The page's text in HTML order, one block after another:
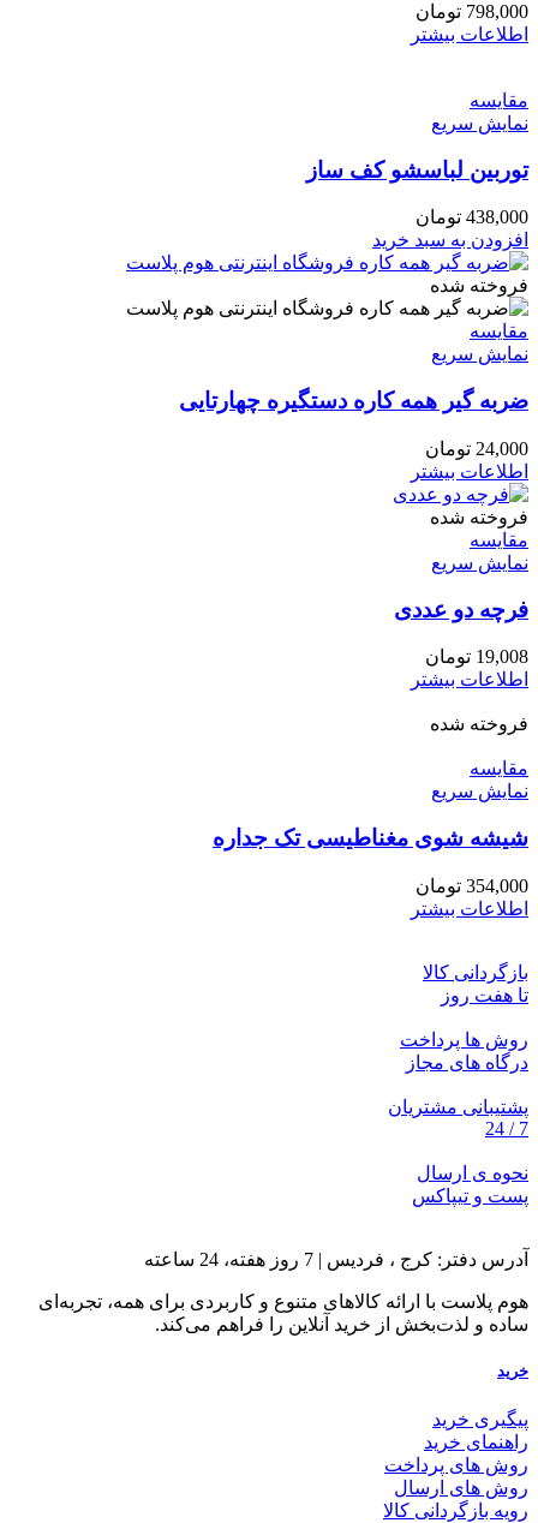
798,000 تومان
اطلاعات بیشتر
مقايسه
نمایش سریع
توربین لباسشو کف ساز
438,000 تومان
افزودن به سبد خرید
فروخته شده
مقايسه
نمایش سریع
ضربه گیر همه کاره دستگیره چهارتایی
24,000 تومان
اطلاعات بیشتر
فروخته شده
مقايسه
نمایش سریع
فرچه دو عددی
19,008 تومان
اطلاعات بیشتر
فروخته شده
مقايسه
نمایش سریع
شیشه شوی مغناطیسی تک جداره
354,000 تومان
اطلاعات بیشتر
بازگردانی کالا
تا هفت روز
روش ها پرداخت
درگاه های مجاز
پشتیبانی مشتریان
7 / 24
نحوه ی ارسال
پست و تیپاکس
آدرس دفتر: کرج ، فردیس | 7 روز هفته، 24 ساعته
هوم پلاست با ارائه کالاهای متنوع و کاربردی برای همه، تجربه‌ای
ساده و لذت‌بخش از خرید آنلاین را فراهم می‌کند.
خرید
پیگیری خرید
راهنمای خرید
روش های پرداخت
روش های ارسال
رویه بازگردانی کالا